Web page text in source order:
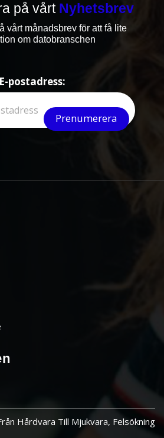
på vårt Nyhetsbrev
vårt månadsbrev för att få lite
om datobranschen
E-postadress:
Hårdvara Till Mjukvara, Felsökning